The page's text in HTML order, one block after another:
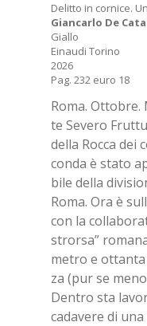
De­lit­to in cor­ni­ce.
Gian­car­lo De
Gial­lo
Ei­nau­di To­ri­no
2026
Pag. 232 euro 18
Roma.
te Se­ve­ro
del­la Roc­ca dei
con­da è sta­to
bi­le del­la
Roma. Ora è
con la
stror­sa”
me­tro e
za (pur se
Den­tro sta
ca­da­ve­re di